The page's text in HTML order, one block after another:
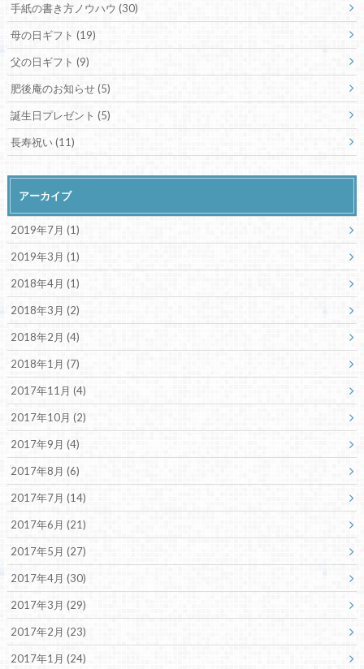
手紙の書き方ノウハウ (30)
母の日ギフト (19)
父の日ギフト (9)
肥後庵のお知らせ(5)
誕生日プレゼント (5)
長寿祝い(11)
アーカイブ
2019年7月 (1)
2019年3月 (1)
2018年4月 (1)
2018年3月 (2)
2018年2月 (4)
2018年1月 (7)
2017年11月 (4)
2017年10月 (2)
2017年9月 (4)
2017年8月 (6)
2017年7月 (14)
2017年6月 (21)
2017年5月 (27)
2017年4月 (30)
2017年3月 (29)
2017年2月 (23)
2017年1月 (24)